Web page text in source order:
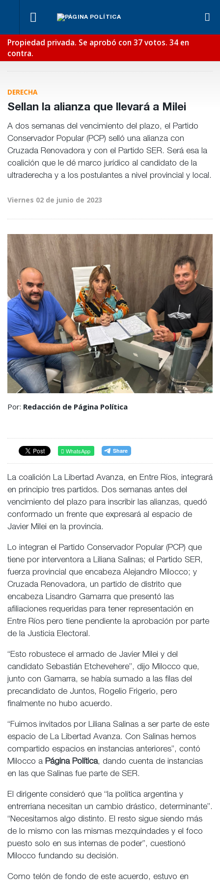
Propiedad privada. Se aprobó con 37 votos. 34 en
contra.
tensión
con el
Poder
Judicial?
Para Bahl, la
para la
Los
empresarios
empleo
Fondos de
Anses:
de
DERECHA
Sellan la alianza que llevará a Milei
A dos semanas del vencimiento del plazo, el Partido
Conservador Popular (PCP) selló una alianza con
Cruzada Renovadora y con el Partido SER. Será esa la
coalición que le dé marco jurídico al candidato de la
ultraderecha y a los postulantes a nivel provincial y local.
Viernes 02 de junio de 2023
Por: Redacción de Página Política
WhatsApp
La coalición La Libertad Avanza, en Entre Ríos, integrará
en principio tres partidos. Dos semanas antes del
vencimiento del plazo para inscribir las alianzas, quedó
conformado un frente que expresará al espacio de
Javier Milei en la provincia.
Lo integran el Partido Conservador Popular (PCP) que
tiene por interventora a Liliana Salinas; el Partido SER,
fuerza provincial que encabeza Alejandro Milocco; y
Cruzada Renovadora, un partido de distrito que
encabeza Lisandro Gamarra que presentó las
afiliaciones requeridas para tener representación en
Entre Ríos pero tiene pendiente la aprobación por parte
de la Justicia Electoral.
“Esto robustece el armado de Javier Milei y del
candidato Sebastián Etchevehere”, dijo Milocco que,
junto con Gamarra, se había sumado a las filas del
precandidato de Juntos, Rogelio Frigerio, pero
finalmente no hubo acuerdo.
“Fuimos invitados por Liliana Salinas a ser parte de este
espacio de La Libertad Avanza. Con Salinas hemos
compartido espacios en instancias anteriores”, contó
Milocco a Página Política, dando cuenta de instancias
en las que Salinas fue parte de SER.
El dirigente consideró que “la política argentina y
entrerriana necesitan un cambio drástico, determinante”.
“Necesitamos algo distinto. El resto sigue siendo más
de lo mismo con las mismas mezquindades y el foco
puesto solo en sus internas de poder”, cuestionó
Milocco fundando su decisión.
Como telón de fondo de este acuerdo, estuvo en